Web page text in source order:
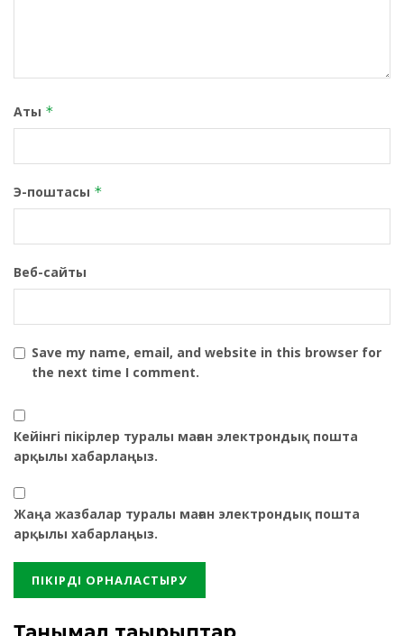
Аты *
Э-поштасы *
Веб-сайты
Save my name, email, and website in this browser for
the next time I comment.
Кейінгі пікірлер туралы маған электрондық пошта
арқылы хабарлаңыз.
Жаңа жазбалар туралы маған электрондық пошта
арқылы хабарлаңыз.